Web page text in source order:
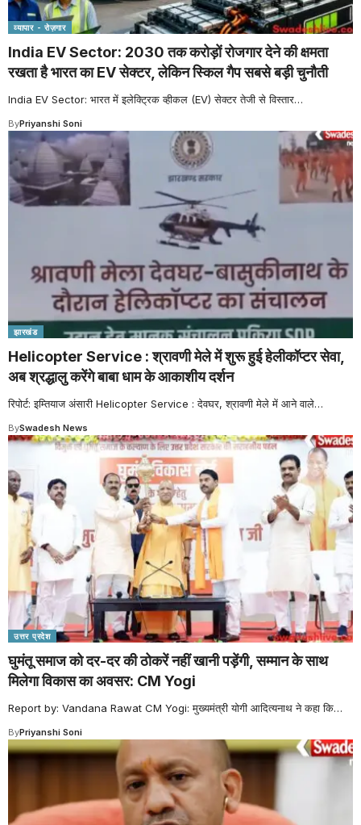
व्यापार - रोज़गार
India EV Sector: 2030 तक करोड़ों रोजगार देने की क्षमता
रखता है भारत का EV सेक्टर, लेकिन स्किल गैप सबसे बड़ी चुनौती
India EV Sector: भारत में इलेक्ट्रिक व्हीकल (EV) सेक्टर तेजी से विस्तार…
ByPriyanshi Soni
झारखंड
Helicopter Service : श्रावणी मेले में शुरू हुई हेलीकॉप्टर सेवा,
अब श्रद्धालु करेंगे बाबा धाम के आकाशीय दर्शन
रिपोर्ट: इम्तियाज अंसारी Helicopter Service : देवघर, श्रावणी मेले में आने वाले…
BySwadesh News
उत्तर प्रदेश
घुमंतू समाज को दर-दर की ठोकरें नहीं खानी पड़ेंगी, सम्मान के साथ
मिलेगा विकास का अवसर: CM Yogi
Report by: Vandana Rawat CM Yogi: मुख्यमंत्री योगी आदित्यनाथ ने कहा कि…
ByPriyanshi Soni